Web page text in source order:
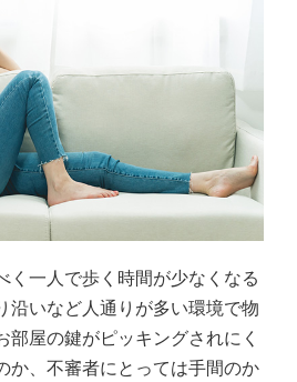
く一人で歩く時間が少なくなる
沿いなど人通りが多い環境で物
部屋の鍵がピッキングされにく
か、不審者にとっては手間のか